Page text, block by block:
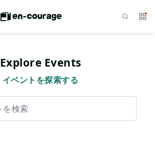
サ
Explore Events
イベントを探索する